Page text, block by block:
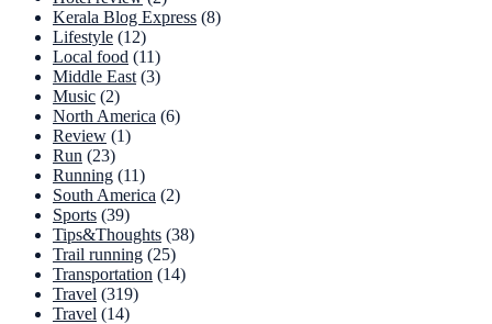
Kerala Blog Express (8)
Lifestyle (12)
Local food (11)
Middle East (3)
Music (2)
North America (6)
Review (1)
Run (23)
Running (11)
South America (2)
Sports (39)
Tips&Thoughts (38)
Trail running (25)
Transportation (14)
Travel (319)
Travel (14)